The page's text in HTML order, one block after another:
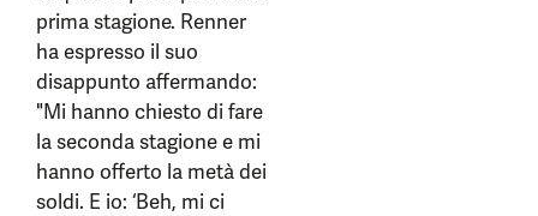
prima stagione. Renner
ha espresso il suo
disappunto affermando:
"Mi hanno chiesto di fare
la seconda stagione e mi
hanno offerto la metà dei
soldi. E io: ‘Beh, mi ci